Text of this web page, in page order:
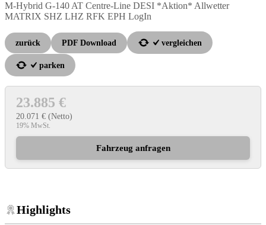
M-Hybrid G-140 AT Centre-Line DESI *Aktion* Allwetter
MATRIX SHZ LHZ RFK EPH LogIn
zurück PDF Download vergleichen
parken
23.885 €
20.071 € (Netto)
19% MwSt.
Fahrzeug anfragen
Highlights